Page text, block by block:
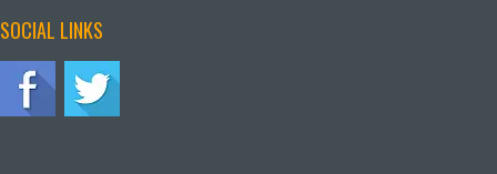
SOCIAL LINKS